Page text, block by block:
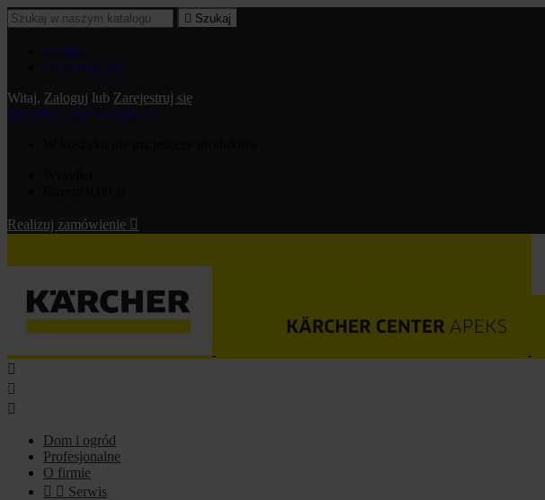
 Szukaj
Zaloguj
Zarejestruj się
Witaj, Zaloguj lub Zarejestruj się
shopping_cart Koszyk: 0
Realizuj zamówienie 



Dom i ogród
Profesjonalne
O firmie
  Serwis